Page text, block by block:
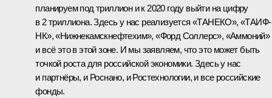
планируем под триллион и к 2020 году выйти на цифру
в 2 триллиона. Здесь у нас реализуется «ТАНЕКО», «ТАИФ-
НК», «Нижнекамскнефтехим», «Форд Соллерс», «Аммоний»
и всё это в этой зоне. И мы заявляем, что это может быть
точкой роста для российской экономики. Здесь у нас
и партнёры, и Роснано, и Ростехнологии, и все российские
фонды.